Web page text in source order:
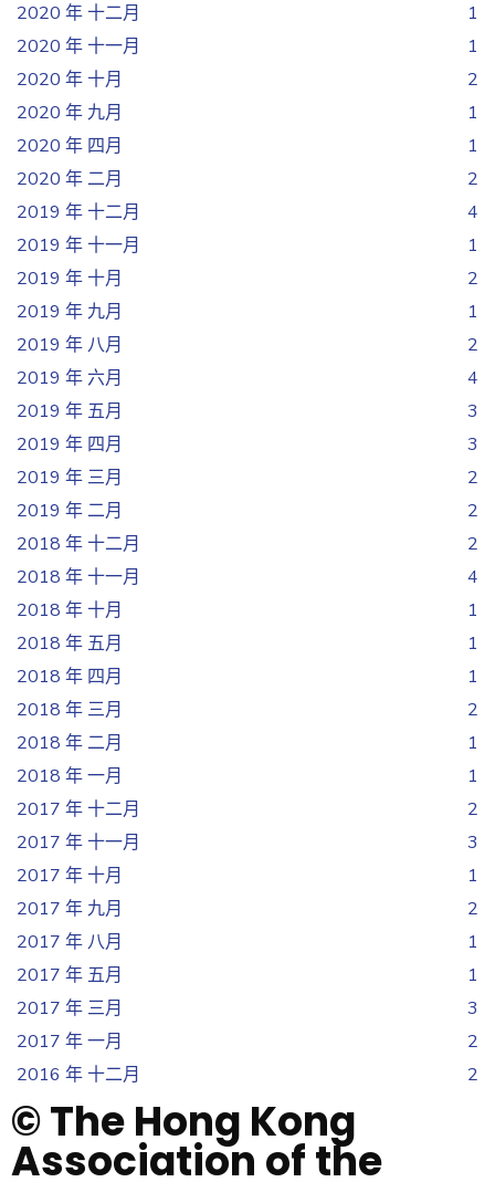
2020 年 十二月
1
2020 年 十一月
1
2020 年 十月
2
2020 年 九月
1
2020 年 四月
1
2020 年 二月
2
2019 年 十二月
4
2019 年 十一月
1
2019 年 十月
2
2019 年 九月
1
2019 年 八月
2
2019 年 六月
4
2019 年 五月
3
2019 年 四月
3
2019 年 三月
2
2019 年 二月
2
2018 年 十二月
2
2018 年 十一月
4
2018 年 十月
1
2018 年 五月
1
2018 年 四月
1
2018 年 三月
2
2018 年 二月
1
2018 年 一月
1
2017 年 十二月
2
2017 年 十一月
3
2017 年 十月
1
2017 年 九月
2
2017 年 八月
1
2017 年 五月
1
2017 年 三月
3
2017 年 一月
2
2016 年 十二月
2
© The Hong Kong
Association of the